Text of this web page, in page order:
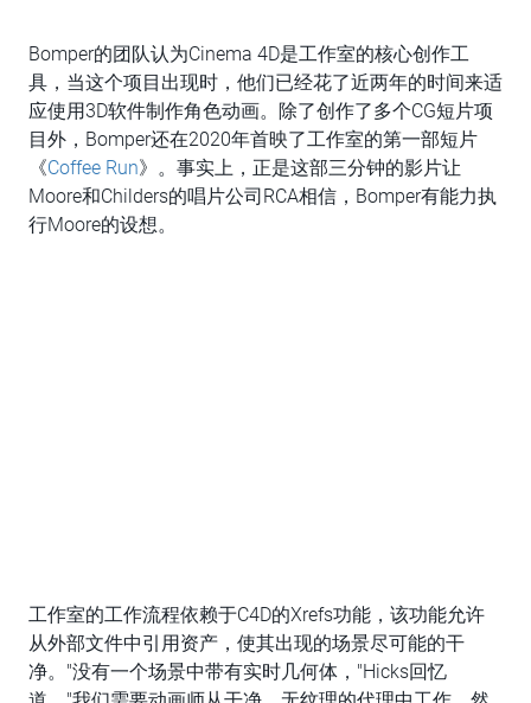
Bomper的团队认为Cinema 4D是工作室的核心创作工
具，当这个项目出现时，他们已经花了近两年的时间来适
应使用3D软件制作角色动画。除了创作了多个CG短片项
目外，Bomper还在2020年首映了工作室的第一部短片
《Coffee Run》。事实上，正是这部三分钟的影片让
Moore和Childers的唱片公司RCA相信，Bomper有能力执
行Moore的设想。
工作室的工作流程依赖于C4D的Xrefs功能，该功能允许
从外部文件中引用资产，使其出现的场景尽可能的干
净。"没有一个场景中带有实时几何体，"Hicks回忆